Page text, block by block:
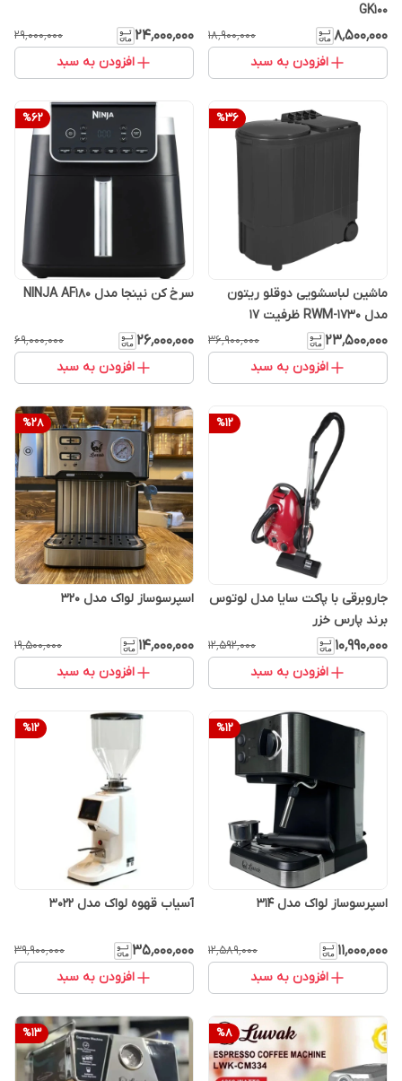
GK100
۸٬۵۰۰٬۰۰۰ ۱۸٬۹۰۰٬۰۰۰
افزودن به سبد
۲۴٬۰۰۰٬۰۰۰ ۲۹٬۰۰۰٬۰۰۰
افزودن به سبد
%36
ماشین لباسشویی دوقلو ریتون
مدل RWM-1730 ظرفیت 17
کیلوگرم
۲۳٬۵۰۰٬۰۰۰ ۳۶٬۹۰۰٬۰۰۰
افزودن به سبد
%62
سرخ کن نینجا مدل NINJA AF180
۲۶٬۰۰۰٬۰۰۰ ۶۹٬۰۰۰٬۰۰۰
افزودن به سبد
%12
جاروبرقی با پاکت سایا مدل لوتوس
برند پارس خزر
۱۰٬۹۹۰٬۰۰۰ ۱۲٬۵۹۲٬۰۰۰
افزودن به سبد
%28
اسپرسوساز لواک مدل 320
۱۴٬۰۰۰٬۰۰۰ ۱۹٬۵۰۰٬۰۰۰
افزودن به سبد
%12
اسپرسوساز لواک مدل 314
۱۱٬۰۰۰٬۰۰۰ ۱۲٬۵۸۹٬۰۰۰
افزودن به سبد
%12
آسیاب قهوه لواک مدل 3022
۳۵٬۰۰۰٬۰۰۰ ۳۹٬۹۰۰٬۰۰۰
افزودن به سبد
%8
%13